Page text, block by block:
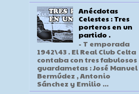
Anécdotas
Celestes : Tres
porteros en un
partido .
- T emporada
1942\43 . El Real Club Celta
contaba con tres fabulosos
guardametas : José Manuel
Bermúdez , Antonio
Sánchez y Emilio ...